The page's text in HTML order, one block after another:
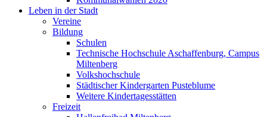
Leben in der Stadt
Vereine
Bildung
Schulen
Technische Hochschule Aschaffenburg, Campus
Miltenberg
Volkshochschule
Städtischer Kindergarten Pusteblume
Weitere Kindertagesstätten
Freizeit